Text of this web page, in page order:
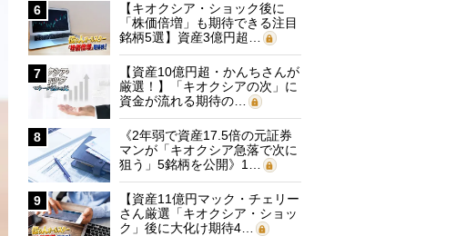
6
【キオクシア・ショック後に
「株価倍増」も期待できる注目
銘柄5選】資産3億円超…
7
【資産10億円超・かんちさんが
厳選！】「キオクシアの次」に
資金が流れる期待の…
8
《2年弱で資産17.5倍の元証券
マンが「キオクシア急落で次に
狙う」5銘柄を公開》1…
9
【資産11億円マック・チェリー
さん厳選「キオクシア・ショッ
ク」後に大化け期待4…